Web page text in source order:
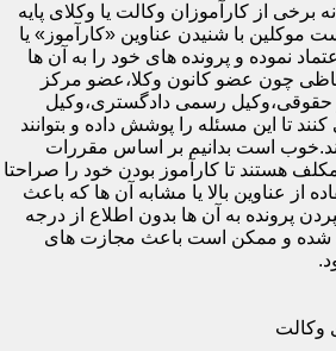
برخی از کارآموزان وکالت یا وکلای پایه
موکلین با شنیدن عناوین «کارآموز» یا
نموده و پرونده های خود را به آن ها
چون عضو کانون وکلا،عضو مرکز
حقوقی،وکیل رسمی دادگستری،وکیل
تا این مسئله را پوشش داده و بتوانند
است بدانیم بر اساس مقررات
هستند تا کارآموز بودن خود را صراحتا
از عناوین بالا یا مشابه آن ها که باعث
پرونده به آن ها بدون اطلاع از درجه
و ممکن است باعث مجازت های
وکالت